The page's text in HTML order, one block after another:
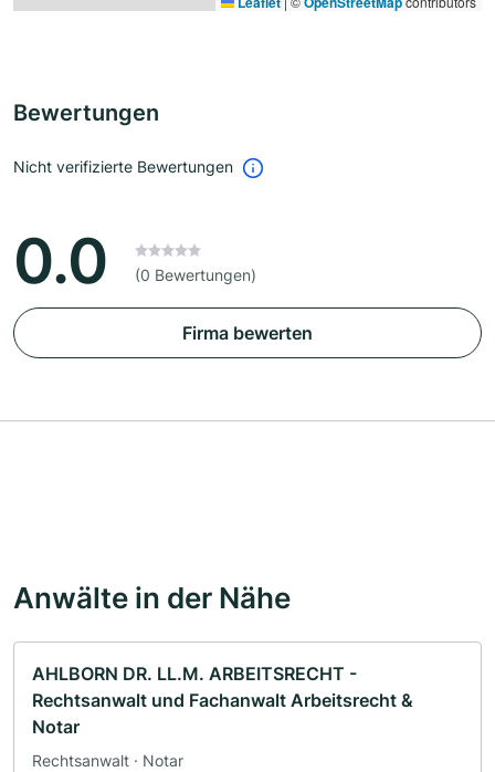
Bewertungen
Nicht verifizierte Bewertungen
0.0 (0 Bewertungen)
Firma bewerten
Anwälte in der Nähe
AHLBORN DR. LL.M. ARBEITSRECHT -
Rechtsanwalt und Fachanwalt Arbeitsrecht &
Notar
Rechtsanwalt · Notar